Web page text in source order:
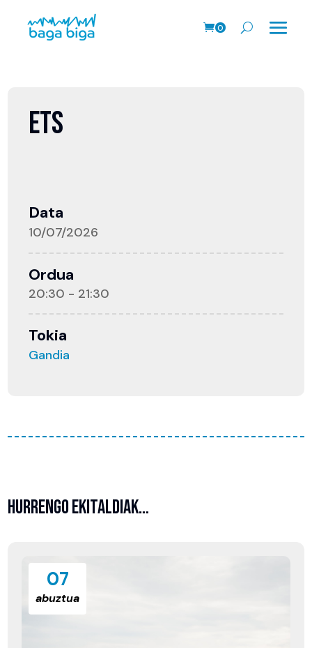
0
HURRENGO EKITALDIAK…
07
abuztua
ETS
Data
10/07/2026
Ordua
20:30 - 21:30
Tokia
Gandia